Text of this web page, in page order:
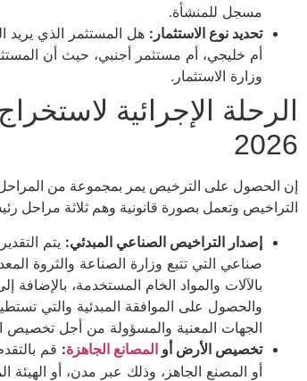
مسجل للمنشأة.
تحديد نوع الاستثمار: هل المستثمر الذي
أم خليجي، أم مستثمر أجنبي، حيث أن
وزارة الاستثمار.
الرحلة الإجرائية
2026
إن الحصول على الترخيص يمر بمجموعة من
التراخيص وتعمل بصورة قانونية وهم ثلاثة مراحل
إصدار التراخيص الصناعي المبدئي: يتم
صناعي التي تتبع وزارة الصناعة والثروة
بالآلات والمواد الخام المستخدمة، بالإضافة
والحصول على الموافقة المبدئية والتي
الجهات المعنية والمسؤولة من أجل تخصيص
تخصيص الأرض أو المصانع الجاهزة: قم
أو المصنع الجاهز، وذلك عبر مدن، أو الهيئة